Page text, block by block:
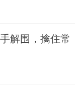
解围，擒住常